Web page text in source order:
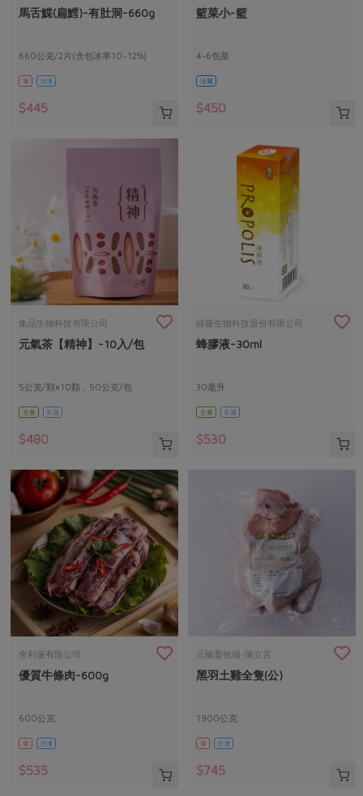
素食專區
樂齡友善
養身食補
高麗菜海鮮煎餅
典藏閱覽室
媒體報導
地區活動
活動報下載
馬舌鰈(扁鱈)-有肚洞-660g
660公克/2片(含包冰率10~12%)
葷 冷凍
$445
籃菜小-籃
4-6包菜
冷藏
$450
集品生物科技有限公司
元氣茶【精神】-10入/包
5公克/顆x10顆，50公克/包
全素 常溫
$480
綠藤生物科技股份有限公司
蜂膠液-30ml
30毫升
全素 常溫
$530
舍利蓮有限公司
優質牛條肉-600g
600公克
葷 冷凍
$535
元榆畜牧場-陳立言
黑羽土雞全隻(公)
1900公克
葷 冷凍
$745